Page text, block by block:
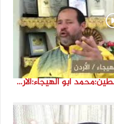
انتماء2020:موال لعيون فلسطين:محمد أبو الهيجاء:الأردن